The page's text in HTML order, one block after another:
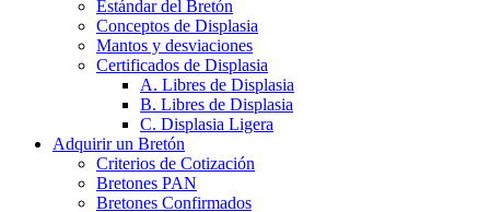
Estándar del Bretón
Conceptos de Displasia
Mantos y desviaciones
Certificados de Displasia
A. Libres de Displasia
B. Libres de Displasia
C. Displasia Ligera
Adquirir un Bretón
Criterios de Cotización
Bretones PAN
Bretones Confirmados